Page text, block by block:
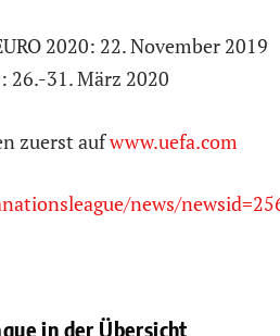
2020: 22. November 2019
26.-31. März 2020
zuerst aufwww.uefa.com
news/
in der Übersicht